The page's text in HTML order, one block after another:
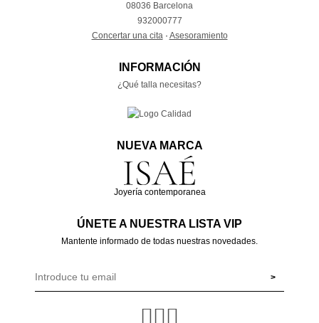
08036 Barcelona
932000777
Concertar una cita· Asesoramiento
INFORMACIÓN
¿Qué talla necesitas?
NUEVA MARCA
Joyería contemporanea
ÚNETE A NUESTRA LISTA VIP
Mantente informado de todas nuestras novedades.